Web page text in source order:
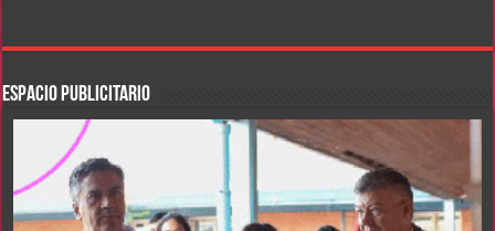
ESPACIO PUBLICITARIO